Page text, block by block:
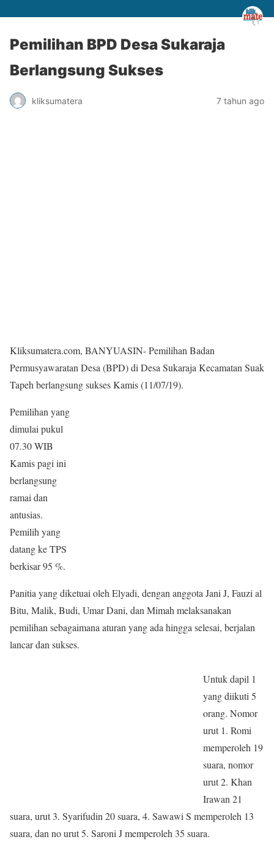
Pemilihan BPD Desa Sukaraja
Berlangsung Sukses
kliksumatera 7 tahun ago
Kliksumatera.com, BANYUASIN- Pemilihan Badan
Permusyawaratan Desa (BPD) di Desa Sukaraja Kecamatan Suak
Tapeh berlangsung sukses Kamis (11/07/19).
Pemilihan yang
dimulai pukul
07.30 WIB
Kamis pagi ini
berlangsung
ramai dan
antusias.
Pemilih yang
datang ke TPS
berkisar 95 %.
Panitia yang diketuai oleh Elyadi, dengan anggota Jani J, Fauzi al
Bitu, Malik, Budi, Umar Dani, dan Mimah melaksanakan
pemilihan sebagaimana aturan yang ada hingga selesai, berjalan
lancar dan sukses.
Untuk dapil 1
yang diikuti 5
orang. Nomor
urut 1. Romi
memperoleh 19
suara, nomor
urut 2. Khan
Irawan 21
suara, urut 3. Syarifudin 20 suara, 4. Sawawi S memperoleh 13
suara, dan no urut 5. Saroni J memperoleh 35 suara.